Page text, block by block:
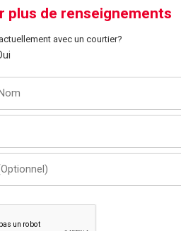
plus de renseignements
avec un courtier?